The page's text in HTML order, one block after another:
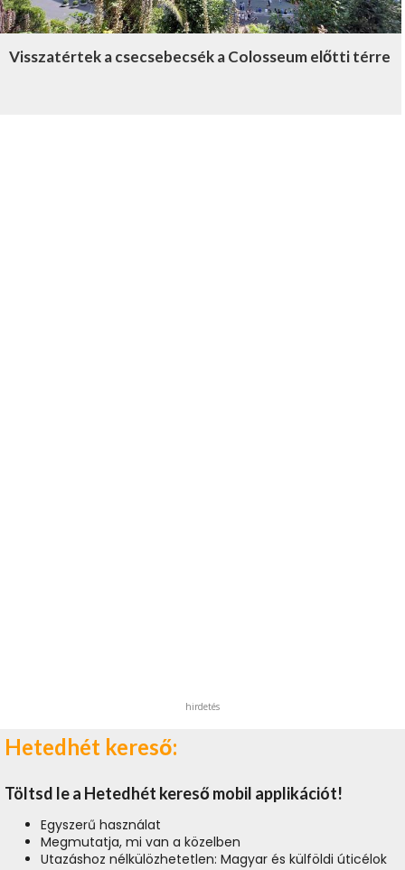
Visszatértek a csecsebecsék a Colosseum előtti térre
hirdetés
Hetedhét kereső:
Töltsd le a Hetedhét kereső mobil applikációt!
Egyszerű használat
Megmutatja, mi van a közelben
Utazáshoz nélkülözhetetlen: Magyar és külföldi úticélok